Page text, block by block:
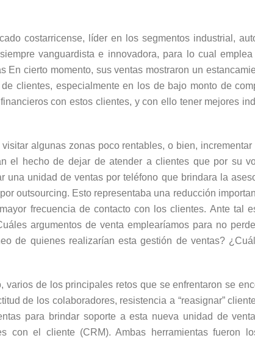
costarricense, líder en los segmentos industrial,
vanguardista e innovadora, para lo cual
cierto momento, sus ventas mostraron un
clientes, especialmente en los de bajo monto de
con estos clientes, y con ello tener mejores
algunas zonas poco rentables, o bien, incrementar
el hecho de dejar de atender a clientes que por su
una unidad de ventas por teléfono que brindara la
outsourcing. Esto representaba una reducción
frecuencia de contacto con los clientes. Ante tal
argumentos de venta emplearíamos para no
de quienes realizarían esta gestión de ventas?
de los principales retos que se enfrentaron se
de los colaboradores, resistencia a “reasignar”
para brindar soporte a esta nueva unidad de
con el cliente (CRM). Ambas herramientas fueron